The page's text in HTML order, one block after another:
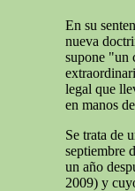
En su
nueva
supone "un
legal que
en manos
Se trata de
septiembre
un año
2009) y